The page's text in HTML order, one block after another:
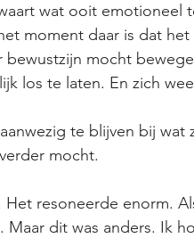
wat ooit emotioneel
moment daar is dat
mocht
los te laten. En zich
te blijven bij wat
mocht.
resoneerde enorm.
dit was anders. Ik